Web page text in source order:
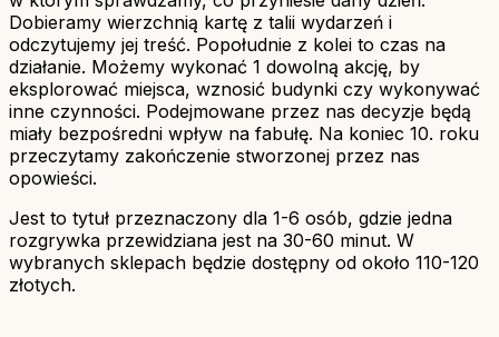
Dobieramy wierzchnią kartę z talii wydarzeń i
odczytujemy jej treść. Popołudnie z kolei to czas na
działanie. Możemy wykonać 1 dowolną akcję, by
eksplorować miejsca, wznosić budynki czy wykonywać
inne czynności. Podejmowane przez nas decyzje będą
miały bezpośredni wpływ na fabułę. Na koniec 10. roku
przeczytamy zakończenie stworzonej przez nas
opowieści.
Jest to tytuł przeznaczony dla 1-6 osób, gdzie jedna
rozgrywka przewidziana jest na 30-60 minut. W
wybranych sklepach będzie dostępny od około 110-120
złotych.